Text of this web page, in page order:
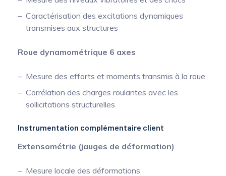
Caractérisation des excitations dynamiques
transmises aux structures
Roue dynamométrique 6 axes
Mesure des efforts et moments transmis à la roue
Corrélation des charges roulantes avec les
sollicitations structurelles
Instrumentation complémentaire client
Extensométrie (jauges de déformation)
Mesure locale des déformations